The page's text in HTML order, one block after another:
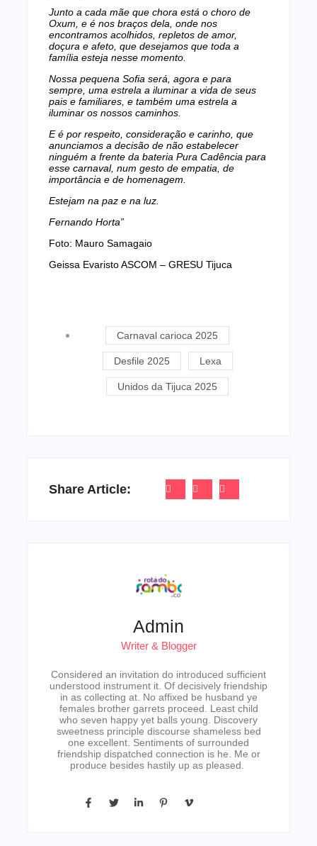
Junto a cada mãe que chora está o choro de
Oxum, e é nos braços dela, onde nos
encontramos acolhidos, repletos de amor,
doçura e afeto, que desejamos que toda a
família esteja nesse momento.
Nossa pequena Sofia será, agora e para
sempre, uma estrela a iluminar a vida de seus
pais e familiares, e também uma estrela a
iluminar os nossos caminhos.
E é por respeito, consideração e carinho, que
anunciamos a decisão de não estabelecer
ninguém a frente da bateria Pura Cadência para
esse carnaval, num gesto de empatia, de
importância e de homenagem.
Estejam na paz e na luz.
Fernando Horta”
Foto: Mauro Samagaio
Geissa Evaristo ASCOM – GRESU Tijuca
Carnaval carioca 2025
Desfile 2025 Lexa
Unidos da Tijuca 2025
Share Article:
Admin
Writer & Blogger
Considered an invitation do introduced sufficient
understood instrument it. Of decisively friendship
in as collecting at. No affixed be husband ye
females brother garrets proceed. Least child
who seven happy yet balls young. Discovery
sweetness principle discourse shameless bed
one excellent. Sentiments of surrounded
friendship dispatched connection is he. Me or
produce besides hastily up as pleased.